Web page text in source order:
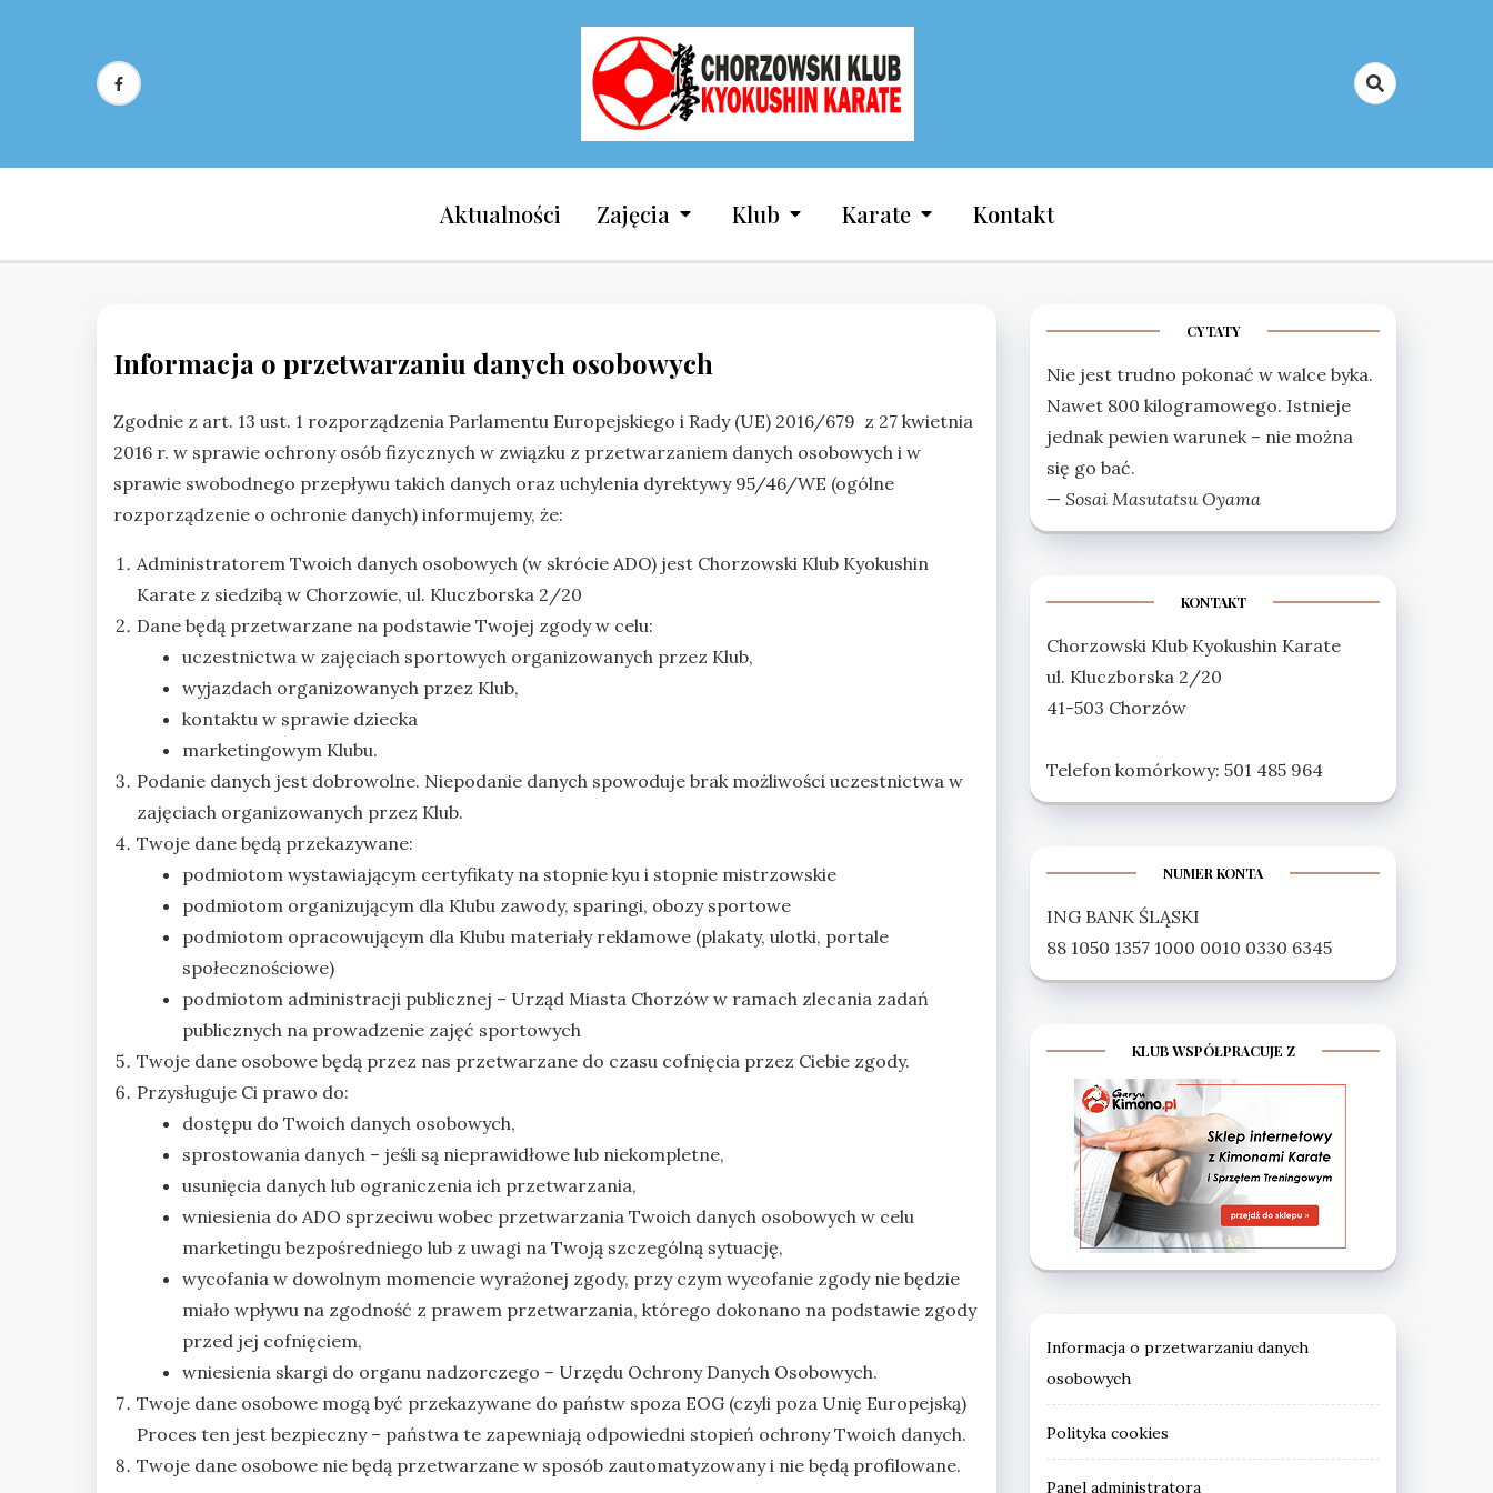
Chorzowski Klub Kyokushin Karate
Aktualności Zajęcia Klub Karate Kontakt
Informacja o przetwarzaniu danych osobowych
Zgodnie z art. 13 ust. 1 rozporządzenia Parlamentu Europejskiego i Rady (UE) 2016/679 z 27 kwietnia
2016 r. w sprawie ochrony osób fizycznych w związku z przetwarzaniem danych osobowych i w
sprawie swobodnego przepływu takich danych oraz uchylenia dyrektywy 95/46/WE (ogólne
rozporządzenie o ochronie danych) informujemy, że:
Administratorem Twoich danych osobowych (w skrócie ADO) jest Chorzowski Klub Kyokushin
Karate z siedzibą w Chorzowie, ul. Kluczborska 2/20
Dane będą przetwarzane na podstawie Twojej zgody w celu:
uczestnictwa w zajęciach sportowych organizowanych przez Klub,
wyjazdach organizowanych przez Klub,
kontaktu w sprawie dziecka
marketingowym Klubu.
Podanie danych jest dobrowolne. Niepodanie danych spowoduje brak możliwości uczestnictwa w
zajęciach organizowanych przez Klub.
Twoje dane będą przekazywane:
podmiotom wystawiającym certyfikaty na stopnie kyu i stopnie mistrzowskie
podmiotom organizującym dla Klubu zawody, sparingi, obozy sportowe
podmiotom opracowującym dla Klubu materiały reklamowe (plakaty, ulotki, portale
społecznościowe)
podmiotom administracji publicznej – Urząd Miasta Chorzów w ramach zlecania zadań
publicznych na prowadzenie zajęć sportowych
Twoje dane osobowe będą przez nas przetwarzane do czasu cofnięcia przez Ciebie zgody.
Przysługuje Ci prawo do:
dostępu do Twoich danych osobowych,
sprostowania danych – jeśli są nieprawidłowe lub niekompletne,
usunięcia danych lub ograniczenia ich przetwarzania,
wniesienia do ADO sprzeciwu wobec przetwarzania Twoich danych osobowych w celu
marketingu bezpośredniego lub z uwagi na Twoją szczególną sytuację,
wycofania w dowolnym momencie wyrażonej zgody, przy czym wycofanie zgody nie będzie
miało wpływu na zgodność z prawem przetwarzania, którego dokonano na podstawie zgody
przed jej cofnięciem,
wniesienia skargi do organu nadzorczego – Urzędu Ochrony Danych Osobowych.
Twoje dane osobowe mogą być przekazywane do państw spoza EOG (czyli poza Unię Europejską)
Proces ten jest bezpieczny – państwa te zapewniają odpowiedni stopień ochrony Twoich danych.
Twoje dane osobowe nie będą przetwarzane w sposób zautomatyzowany i nie będą profilowane.
CYTATY
Nie jest trudno pokonać w walce byka.
Nawet 800 kilogramowego. Istnieje
jednak pewien warunek – nie można
się go bać.
— Sosai Masutatsu Oyama
KONTAKT
Chorzowski Klub Kyokushin Karate
ul. Kluczborska 2/20
41-503 Chorzów
Telefon komórkowy: 501 485 964
NUMER KONTA
ING BANK ŚLĄSKI
88 1050 1357 1000 0010 0330 6345
KLUB WSPÓŁPRACUJE Z
Informacja o przetwarzaniu danych
osobowych
Polityka cookies
Panel administratora